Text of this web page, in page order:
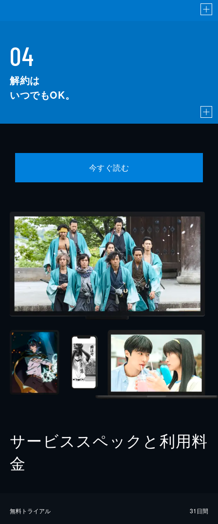
04
解約は
いつでもOK。
今すぐ読む
サービススペックと利用料
金
無料トライアル 31日間